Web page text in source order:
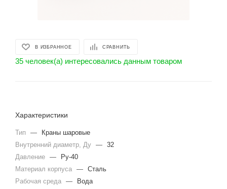
В ИЗБРАННОЕ СРАВНИТЬ
35 человек(а) интересовались данным товаром
Характеристики
Тип —
Краны шаровые
Внутренний диаметр, Ду — 32
Давление —
Ру-40
Материал корпуса — Сталь
Рабочая среда —
Вода